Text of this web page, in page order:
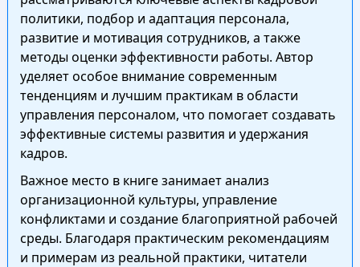
политики, подбор и адаптация персонала,
развитие и мотивация сотрудников, а также
методы оценки эффективности работы. Автор
уделяет особое внимание современным
тенденциям и лучшим практикам в области
управления персоналом, что помогает создавать
эффективные системы развития и удержания
кадров.
Важное место в книге занимает анализ
организационной культуры, управление
конфликтами и создание благоприятной рабочей
среды. Благодаря практическим рекомендациям
и примерам из реальной практики, читатели